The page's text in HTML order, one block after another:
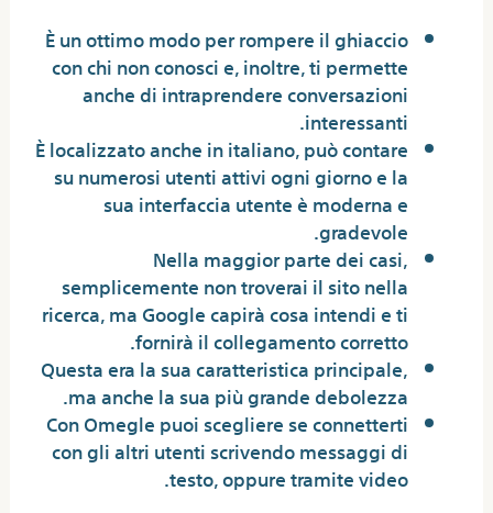
È un ottimo modo per rompere il ghiaccio
con chi non conosci e, inoltre, ti permette
anche di intraprendere conversazioni
interessanti.
È localizzato anche in italiano, può contare
su numerosi utenti attivi ogni giorno e la
sua interfaccia utente è moderna e
gradevole.
Nella maggior parte dei casi,
semplicemente non troverai il sito nella
ricerca, ma Google capirà cosa intendi e ti
fornirà il collegamento corretto.
Questa era la sua caratteristica principale,
ma anche la sua più grande debolezza.
Con Omegle puoi scegliere se connetterti
con gli altri utenti scrivendo messaggi di
testo, oppure tramite video.